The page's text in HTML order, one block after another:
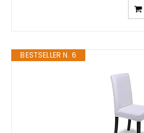
BESTSELLER N. 6